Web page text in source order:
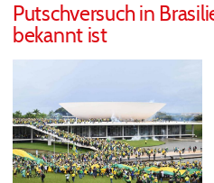
Putschversuch in
bekannt ist